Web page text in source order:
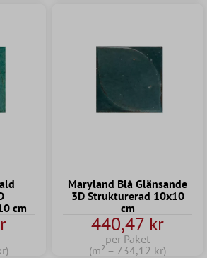
cm
Maryland Blå Glänsande
3D Strukturerad 10x10
cm
440,47 kr
per Paket
(m² = 734,12 kr)